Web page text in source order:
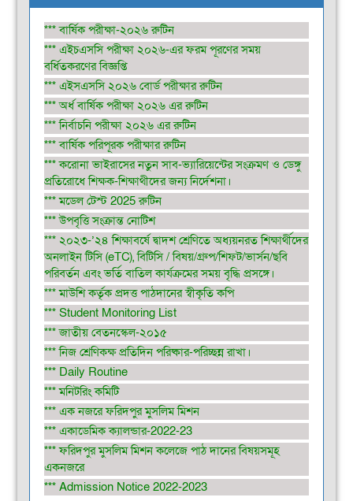
*** বার্ষিক পরীক্ষা-২০২৬ রুটিন
*** এইচএসসি পরীক্ষা ২০২৬-এর ফরম পূরণের সময়
বর্ধিতকরণের বিজ্ঞপ্তি
*** এইসএসসি ২০২৬ বোর্ড পরীক্ষার রুটিন
*** অর্ধ বার্ষিক পরীক্ষা ২০২৬ এর রুটিন
*** নির্বাচনি পরীক্ষা ২০২৬ এর রুটিন
*** বার্ষিক পরিপূরক পরীক্ষার রুটিন
*** করোনা ভাইরাসের নতুন সাব-ভ্যারিয়েন্টের সংক্রমণ ও ডেঙ্গু
প্রতিরোধে শিক্ষক-শিক্ষাথীদের জন্য নির্দেশনা।
*** মডেল টেস্ট 2025 রুটিন
*** উপবৃত্তি সংক্রান্ত নোটিশ
*** ২০২৩-’২৪ শিক্ষাবর্ষে দ্বাদশ শ্রেণিতে অধ্যয়নরত শিক্ষার্থীদের
অনলাইন টিসি (eTC), বিটিসি / বিষয়/গ্রুপ/শিফট/ভার্সন/ছবি
পরিবর্তন এবং ভর্তি বাতিল কার্যক্রমের সময় বৃদ্ধি প্রসঙ্গে।
*** মাউশি কর্তৃক প্রদত্ত পাঠদানের স্বীকৃতি কপি
*** Student Monitoring List
*** জাতীয় বেতনস্কেল-২০১৫
*** নিজ শ্রেণিকক্ষ প্রতিদিন পরিষ্কার-পরিচ্ছন্ন রাখা।
*** Daily Routine
*** মনিটরিং কমিটি
*** এক নজরে ফরিদপুর মুসলিম মিশন
*** একাডেমিক ক্যালন্ডার-2022-23
*** ফরিদপুর মুসলিম মিশন কলেজে পাঠ দানের বিষয়সমূহ
একনজরে
*** Admission Notice 2022-2023